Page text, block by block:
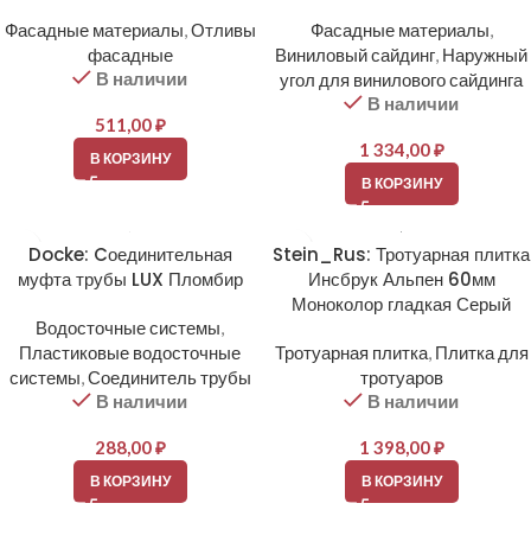
Фасадные материалы,Отливы
фасадные
В наличии
511,00₽
В КОРЗИНУ
Фасадные материалы,
Виниловый сайдинг, Наружный
угол для винилового сайдинга
В наличии
1 334,00₽
В КОРЗИНУ
Docke: Cоединительная
муфта трубы LUX Пломбир
Водосточные системы,
Пластиковые водосточные
системы,Соединитель трубы
В наличии
288,00₽
В КОРЗИНУ
Stein_Rus: Тротуарная плитка
Инсбрук Альпен 60мм
Моноколор гладкая Серый
Тротуарная плитка, Плитка для
тротуаров
В наличии
1 398,00₽
В КОРЗИНУ